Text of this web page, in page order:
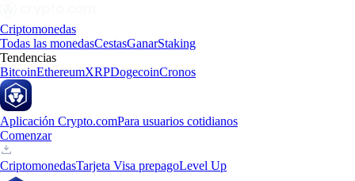
Criptomonedas
Todas las monedasCestasGanarStaking
Tendencias
BitcoinEthereumXRPDogecoinCronos
Aplicación Crypto.comPara usuarios cotidianos
Comenzar
CriptomonedasTarjeta Visa prepagoLevel Up